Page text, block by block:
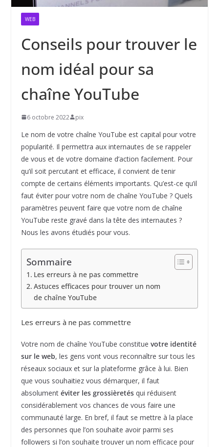
WEB
Conseils pour trouver le
nom idéal pour sa
chaîne YouTube
6 octobre 2022 pix
Le nom de votre chaîne YouTube est capital pour votre
popularité. Il permettra aux internautes de se rappeler
de vous et de votre domaine d’action facilement. Pour
qu’il soit percutant et efficace, il convient de tenir
compte de certains éléments importants. Qu’est-ce qu’il
faut éviter pour votre nom de chaîne YouTube ? Quels
paramètres peuvent faire que votre nom de chaîne
YouTube reste gravé dans la tête des internautes ?
Nous les avons étudiés pour vous.
Sommaire
Les erreurs à ne pas commettre
Astuces efficaces pour trouver un nom
de chaîne YouTube
Les erreurs à ne pas commettre
Votre nom de chaîne YouTube constitue votre identité
sur le web, les gens vont vous reconnaître sur tous les
réseaux sociaux et sur la plateforme grâce à lui. Bien
que vous souhaitiez vous démarquer, il faut
absolument éviter les grossièretésqui réduisent
considérablement vos chances de vous faire une
communauté large. En bref, il faut se mettre à la place
des personnes que l’on souhaite avoir parmi ses
followers si l’on souhaite trouver un nom efficace pour